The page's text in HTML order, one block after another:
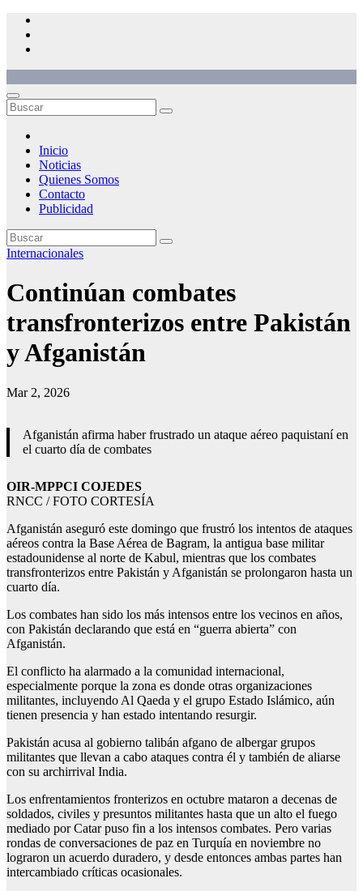
Saltar
contenido
Inicio
Noticias
Quienes Somos
Contacto
Publicidad
Internacionales
Continúan combates
transfronterizos entre Pakistán
y Afganistán
Mar 2, 2026
Afganistán afirma haber frustrado un ataque aéreo paquistaní en
el cuarto día de combates
OIR-MPPCI COJEDES
RNCC / FOTO CORTESÍA
Afganistán aseguró este domingo que frustró los intentos de ataques
aéreos contra la Base Aérea de Bagram, la antigua base militar
estadounidense al norte de Kabul, mientras que los combates
transfronterizos entre Pakistán y Afganistán se prolongaron hasta un
cuarto día.
Los combates han sido los más intensos entre los vecinos en años,
con Pakistán declarando que está en “guerra abierta” con
Afganistán.
El conflicto ha alarmado a la comunidad internacional,
especialmente porque la zona es donde otras organizaciones
militantes, incluyendo Al Qaeda y el grupo Estado Islámico, aún
tienen presencia y han estado intentando resurgir.
Pakistán acusa al gobierno talibán afgano de albergar grupos
militantes que llevan a cabo ataques contra él y también de aliarse
con su archirrival India.
Los enfrentamientos fronterizos en octubre mataron a decenas de
soldados, civiles y presuntos militantes hasta que un alto el fuego
mediado por Catar puso fin a los intensos combates. Pero varias
rondas de conversaciones de paz en Turquía en noviembre no
lograron un acuerdo duradero, y desde entonces ambas partes han
intercambiado críticas ocasionales.